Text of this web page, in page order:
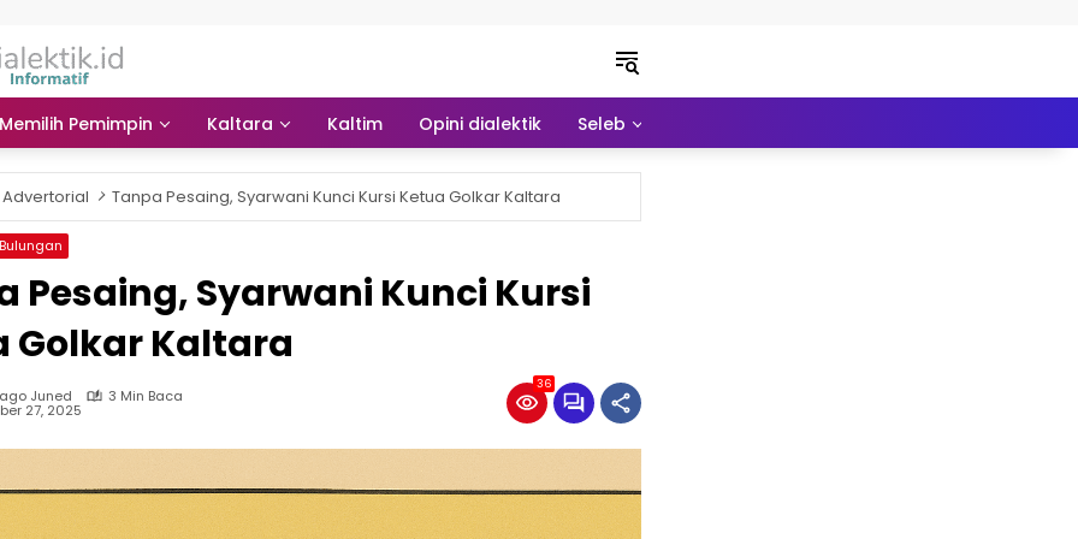
Memilih Pemimpin Kaltara Kaltim Opini dialektik Seleb
Advertorial Tanpa Pesaing, Syarwani Kunci Kursi Ketua Golkar Kaltara
Bulungan
Pesaing, Syarwani Kunci Kursi
Golkar Kaltara
Juned 3 Min Baca
27, 2025
36